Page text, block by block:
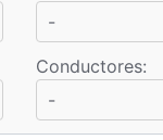
-
Conductores:
-